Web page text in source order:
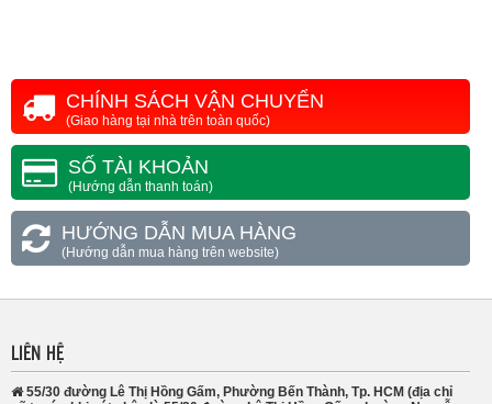
CHÍNH SÁCH VẬN CHUYỂN
(Giao hàng tại nhà trên toàn quốc)
SỐ TÀI KHOẢN
(Hướng dẫn thanh toán)
HƯỚNG DẪN MUA HÀNG
(Hướng dẫn mua hàng trên website)
LIÊN HỆ
55/30 đường Lê Thị Hồng Gấm, Phường Bến Thành, Tp. HCM (địa chỉ